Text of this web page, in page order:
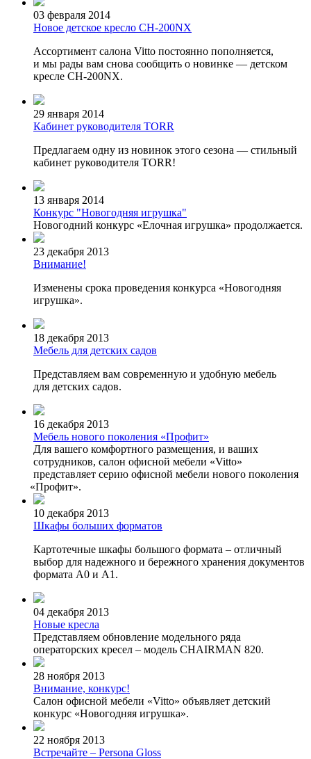
03 февраля 2014
Новое детское кресло CH-200NX
Ассортимент салона Vitto постоянно пополняется,
и мы рады вам снова сообщить о новинке — детском
кресле CH-200NX.
29 января 2014
Кабинет руководителя TORR
Предлагаем одну из новинок этого сезона — стильный
кабинет руководителя TORR!
13 января 2014
Конкурс "Новогодняя игрушка"
Новогодний конкурс «Елочная игрушка» продолжается.
23 декабря 2013
Внимание!
Изменены срока проведения конкурса «Новогодняя
игрушка».
18 декабря 2013
Мебель для детских садов
Представляем вам современную и удобную мебель
для детских садов.
16 декабря 2013
Мебель нового поколения «Профит»
Для вашего комфортного размещения, и ваших
сотрудников, салон офисной мебели «Vitto»
представляет серию офисной мебели нового поколения
«Профит».
10 декабря 2013
Шкафы больших форматов
Картотечные шкафы большого формата – отличный
выбор для надежного и бережного хранения документов
формата А0 и А1.
04 декабря 2013
Новые кресла
Представляем обновление модельного ряда
операторских кресел – модель CHAIRMAN 820.
28 ноября 2013
Внимание, конкурс!
Салон офисной мебели «Vitto» объявляет детский
конкурс «Новогодняя игрушка».
22 ноября 2013
Встречайте – Persona Gloss